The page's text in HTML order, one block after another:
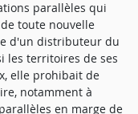
parallèles qui
toute nouvelle
d'un distributeur du
les territoires de ses
elle prohibait de
notamment à
en marge de